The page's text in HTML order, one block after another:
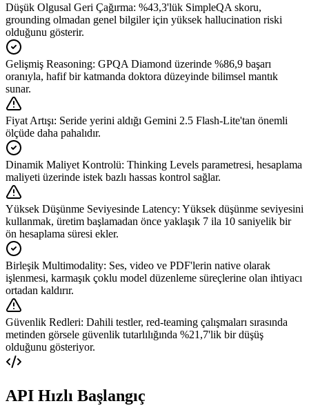
Düşük Olgusal Geri Çağırma: %43,3'lük SimpleQA skoru,
grounding olmadan genel bilgiler için yüksek hallucination riski
olduğunu gösterir.
Gelişmiş Reasoning: GPQA Diamond üzerinde %86,9 başarı
oranıyla, hafif bir katmanda doktora düzeyinde bilimsel mantık
sunar.
Fiyat Artışı: Seride yerini aldığı Gemini 2.5 Flash-Lite'tan önemli
ölçüde daha pahalıdır.
Dinamik Maliyet Kontrolü: Thinking Levels parametresi, hesaplama
maliyeti üzerinde istek bazlı hassas kontrol sağlar.
Yüksek Düşünme Seviyesinde Latency: Yüksek düşünme seviyesini
kullanmak, üretim başlamadan önce yaklaşık 7 ila 10 saniyelik bir
ön hesaplama süresi ekler.
Birleşik Multimodality: Ses, video ve PDF'lerin native olarak
işlenmesi, karmaşık çoklu model düzenleme süreçlerine olan ihtiyacı
ortadan kaldırır.
Güvenlik Redleri: Dahili testler, red-teaming çalışmaları sırasında
metinden görsele güvenlik tutarlılığında %21,7'lik bir düşüş
olduğunu gösteriyor.
API Hızlı Başlangıç